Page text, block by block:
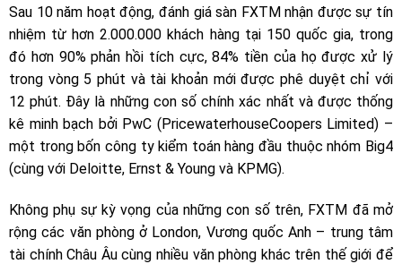
Sau 10 năm hoạt động, đánh giá sàn FXTM nhận được sự tín
nhiệm từ hơn 2.000.000 khách hàng tại 150 quốc gia, trong
đó hơn 90% phản hồi tích cực, 84% tiền của họ được xử lý
trong vòng 5 phút và tài khoản mới được phê duyệt chỉ với
12 phút. Đây là những con số chính xác nhất và được thống
kê minh bạch bởi PwC (PricewaterhouseCoopers Limited) –
một trong bốn công ty kiểm toán hàng đầu thuộc nhóm Big4
(cùng với Deloitte, Ernst & Young và KPMG).
Không phụ sự kỳ vọng của những con số trên, FXTM đã mở
rộng các văn phòng ở London, Vương quốc Anh – trung tâm
tài chính Châu Âu cùng nhiều văn phòng khác trên thế giới để